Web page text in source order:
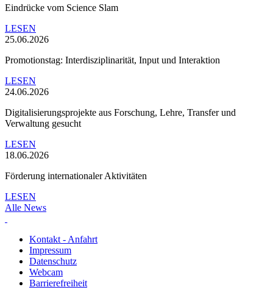
Eindrücke vom Science Slam
LESEN
25.06.2026
Promotionstag: Interdisziplinarität, Input und Interaktion
LESEN
24.06.2026
Digitalisierungsprojekte aus Forschung, Lehre, Transfer und
Verwaltung gesucht
LESEN
18.06.2026
Förderung internationaler Aktivitäten
LESEN
Alle News
Kontakt - Anfahrt
Impressum
Datenschutz
Webcam
Barrierefreiheit